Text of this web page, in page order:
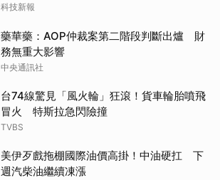
科技新報
藥華藥：AOP仲裁案第二階段判斷出爐 財
務無重大影響
中央通訊社
台74線驚見「風火輪」狂滾！貨車輪胎噴飛
冒火 特斯拉急閃險撞
TVBS
美伊歹戲拖棚國際油價高掛！中油硬扛 下
週汽柴油繼續凍漲